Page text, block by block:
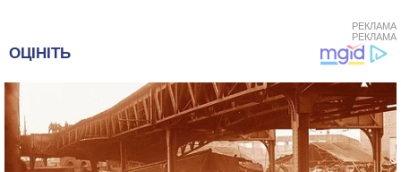
РЕКЛАМА
РЕКЛАМА